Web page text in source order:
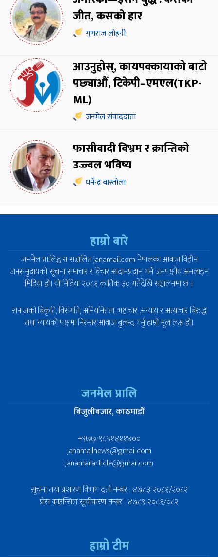
जीत, कसको हार
गुणराज लोहनी
आउनुहोस्, कायपक्कायाको बाटो
पछ्याऔँ, टिकेपी–एमएल(TKP-
ML)
जनमेल संवाददाता
फासीवादी विभ्रम र क्रान्तिको
उज्ज्वल भविष्य
धर्मेन्द्र बास्तोला
हाम्रो बारे
जनमेल प्रा.लि.द्वारा सञ्चालित janamail.com नेपालका आवाज विहीन
जनसमुदायको सूचना समाचार र विचार आदानप्रदान गर्ने जनपक्षीय अनलाइन
मिडिया हो। यो मिडिया २०८१ कार्तिक ३० गतेदेखि सञ्चालनमा छ ।
समाजको बिकृति, विसंगति, अनियमितता, भष्टाचार, अन्याय र अत्याचार बिरुद्ध
तथा न्यायको पक्षमा निरन्तर आवाज बुलन्द गर्नु हाम्रो मूल लक्ष हो।
जनमेल प्रालि
बिजुलीबजार, काठमाडौँ
+९७७-९८५१४११४००
janamailnews@gmail.com
janamailarticle@gmail.com
सूचना तथा प्रशारण विभाग दर्ता नम्बर : ४७८३-२०८१/२०८२
प्रेस काउन्सिल सूचीकरण नम्बर : ४७८९-२०८१/०८२
हाम्रो टीम